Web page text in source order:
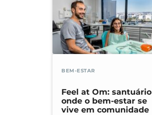
BEM-ESTAR
Feel at Om: santuário
onde o bem-estar se
vive em comunidade